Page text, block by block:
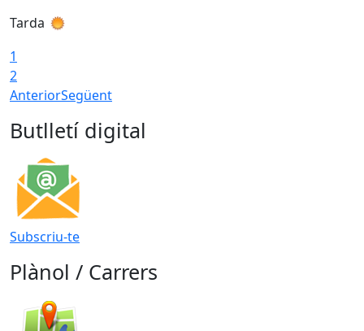
Tarda
1
2
AnteriorSegüent
Butlletí digital
Subscriu-te
Plànol / Carrers